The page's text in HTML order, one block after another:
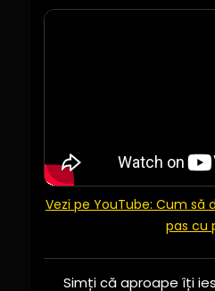
Vezi pe YouTube: Cum să
pas cu
Simți că aproape îți